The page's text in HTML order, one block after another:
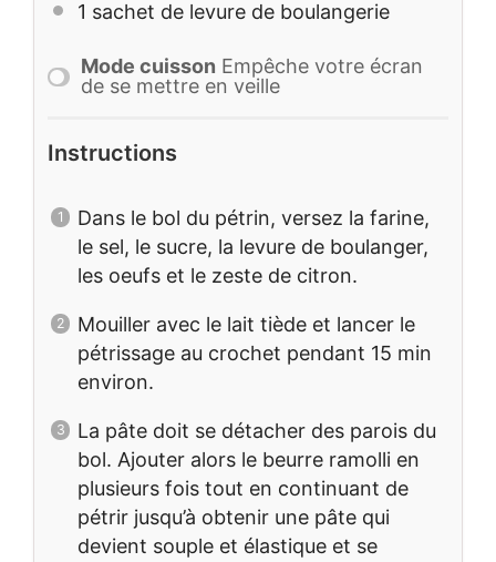
1 sachet de levure de boulangerie
Mode cuisson Empêche votre écran
de se mettre en veille
Instructions
Dans le bol du pétrin, versez la farine,
le sel, le sucre, la levure de boulanger,
les oeufs et le zeste de citron.
Mouiller avec le lait tiède et lancer le
pétrissage au crochet pendant 15 min
environ.
La pâte doit se détacher des parois du
bol. Ajouter alors le beurre ramolli en
plusieurs fois tout en continuant de
pétrir jusqu’à obtenir une pâte qui
devient souple et élastique et se